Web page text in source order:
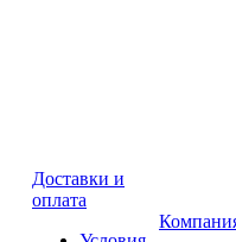
Доставки и
оплата